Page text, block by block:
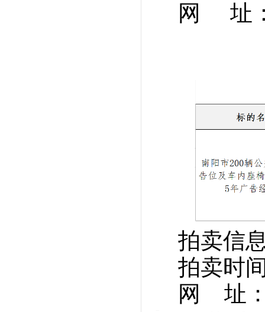
网 址：
拍卖信
拍卖时
网 址